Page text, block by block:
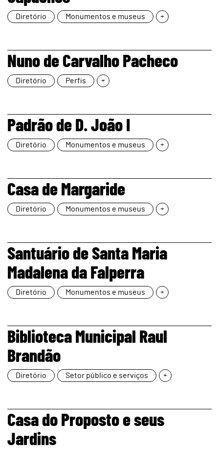
Diretório Monumentos e museus +
page
Nuno de Carvalho Pacheco
Diretório Perfis +
page
Padrão de D. João I
Diretório Monumentos e museus +
page
Casa de Margaride
Diretório Monumentos e museus +
page
Santuário de Santa Maria
Madalena da Falperra
Diretório Monumentos e museus +
page
Biblioteca Municipal Raul
Brandão
Diretório Setor público e serviços +
page
Casa do Proposto e seus
Jardins